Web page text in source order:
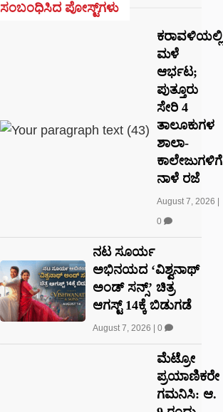
ಸಂಬಂಧಿಸಿದ ಪೋಸ್ಟ್‌ಗಳು
ಕರಾವಳಿಯಲ್ಲಿ
ಮಳೆ
ಆರ್ಭಟ;
ಪುತ್ತೂರು
ಸೇರಿ 4
ತಾಲೂಕುಗಳ
ಶಾಲಾ-
ಕಾಲೇಜುಗಳಿಗೆ
ನಾಳೆ ರಜೆ
August 7, 2026
0
ನಟ ಸೂರ್ಯ
ಅಭಿನಯದ ‘ವಿಶ್ವನಾಥ್
ಅಂಡ್ ಸನ್ಸ್’ ಚಿತ್ರ
ಆಗಸ್ಟ್ 14ಕ್ಕೆ ಬಿಡುಗಡೆ
August 7, 2026 0
ಮೆಟ್ರೋ
ಪ್ರಯಾಣಿಕರೇ
ಗಮನಿಸಿ: ಆ.